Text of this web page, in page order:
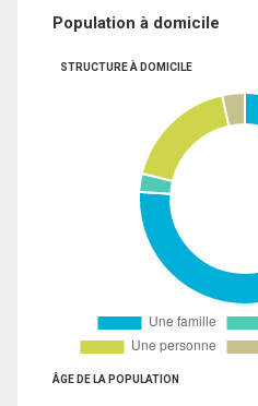
Population à domicile
STRUCTURE À DOMICILE
ÂGE DE LA POPULATION